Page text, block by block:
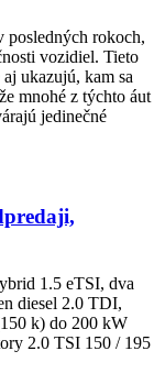
posledných rokoch,
vozidiel. Tieto
ukazujú, kam sa
mnohé z týchto áut
jedinečné
1.5 eTSI, dva
diesel 2.0 TDI,
k) do 200 kW
2.0 TSI 150 / 195